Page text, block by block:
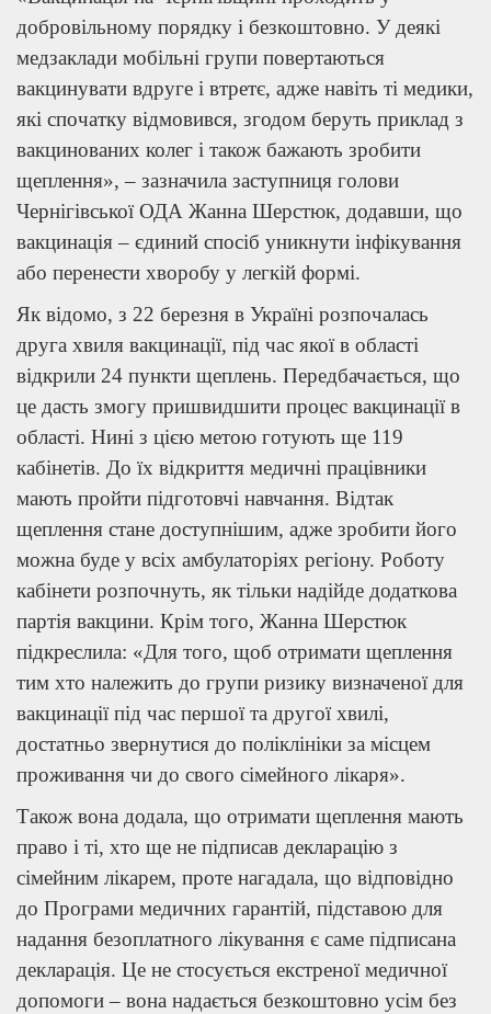
добровільному порядку і безкоштовно. У деякі
медзаклади мобільні групи повертаються
вакцинувати вдруге і втретє, адже навіть ті медики,
які спочатку відмовився, згодом беруть приклад з
вакцинованих колег і також бажають зробити
щеплення», – зазначила заступниця голови
Чернігівської ОДА Жанна Шерстюк, додавши, що
вакцинація – єдиний спосіб уникнути інфікування
або перенести хворобу у легкій формі.
Як відомо, з 22 березня в Україні розпочалась
друга хвиля вакцинації, під час якої в області
відкрили 24 пункти щеплень. Передбачається, що
це дасть змогу пришвидшити процес вакцинації в
області. Нині з цією метою готують ще 119
кабінетів. До їх відкриття медичні працівники
мають пройти підготовчі навчання. Відтак
щеплення стане доступнішим, адже зробити його
можна буде у всіх амбулаторіях регіону. Роботу
кабінети розпочнуть, як тільки надійде додаткова
партія вакцини. Крім того, Жанна Шерстюк
підкреслила: «Для того, щоб отримати щеплення
тим хто належить до групи ризику визначеної для
вакцинації під час першої та другої хвилі,
достатньо звернутися до поліклініки за місцем
проживання чи до свого сімейного лікаря».
Також вона додала, що отримати щеплення мають
право і ті, хто ще не підписав декларацію з
сімейним лікарем, проте нагадала, що відповідно
до Програми медичних гарантій, підставою для
надання безоплатного лікування є саме підписана
декларація. Це не стосується екстреної медичної
допомоги – вона надається безкоштовно усім без